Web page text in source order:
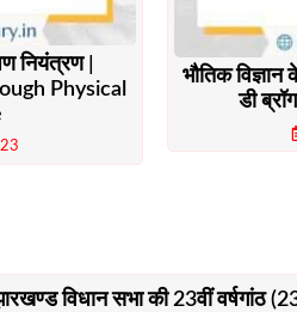
नियंत्रण |
Physical
भौतिक
डी
विधान सभा की 23वीं वर्षगांठ